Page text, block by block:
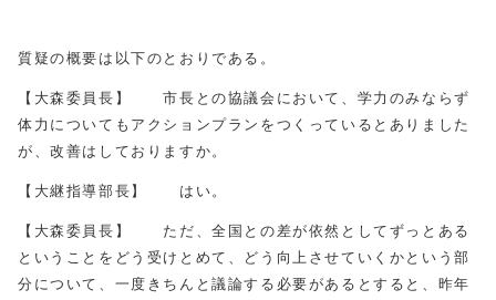
質疑の概要は以下のとおりである。
【大森委員長】 市長との協議会において、学力のみならず
体力についてもアクションプランをつくっているとありました
が、改善はしておりますか。
【大継指導部長】 はい。
【大森委員長】 ただ、全国との差が依然としてずっとある
ということをどう受けとめて、どう向上させていくかという部
分について、一度きちんと議論する必要があるとすると、昨年